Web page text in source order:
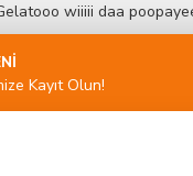
wiiiii daa
Kayıt Olun!